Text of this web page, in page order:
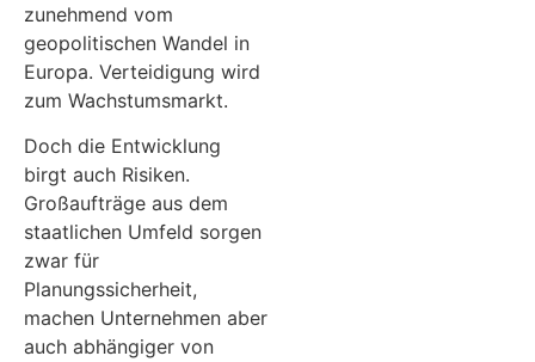
zunehmend vom
geopolitischen Wandel in
Europa. Verteidigung wird
zum Wachstumsmarkt.
Doch die Entwicklung
birgt auch Risiken.
Großaufträge aus dem
staatlichen Umfeld sorgen
zwar für
Planungssicherheit,
machen Unternehmen aber
auch abhängiger von